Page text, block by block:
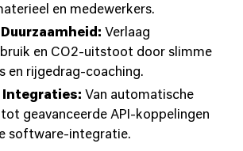
en medewerkers.
Duurzaamheid: Verlaag
en CO2-uitstoot door slimme
en rijgedrag-coaching.
Integraties: Van automatische
geavanceerde API-koppelingen
software-integratie.